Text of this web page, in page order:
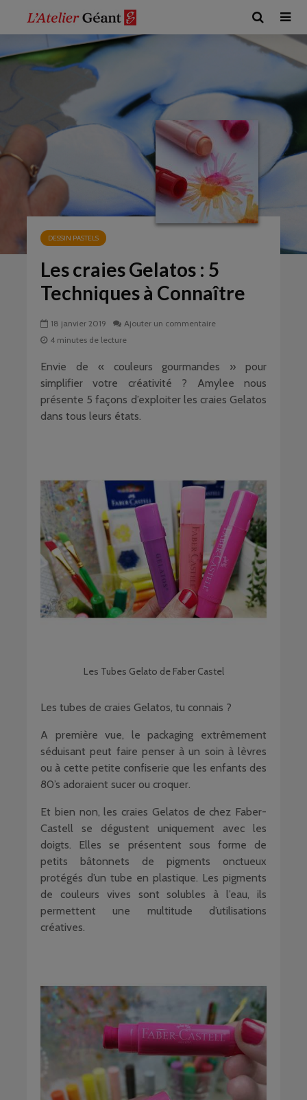
DESSIN PASTELS
Les craies Gelatos : 5
Techniques à Connaître
18 janvier 2019
Ajouter un commentaire
4 minutes de lecture
Envie de « couleurs gourmandes » pour
simplifier votre créativité ? Amylee nous
présente 5 façons d’exploiter les craies Gelatos
dans tous leurs états.
Les Tubes Gelato de Faber Castel
Les tubes de craies Gelatos, tu connais ?
A première vue, le packaging extrêmement
séduisant peut faire penser à un soin à lèvres
ou à cette petite confiserie que les enfants des
80’s adoraient sucer ou croquer.
Et bien non, les craies Gelatos de chez Faber-
Castell se dégustent uniquement avec les
doigts. Elles se présentent sous forme de
petits bâtonnets de pigments onctueux
protégés d’un tube en plastique. Les pigments
de couleurs vives sont solubles à l’eau, ils
permettent une multitude d’utilisations
créatives.